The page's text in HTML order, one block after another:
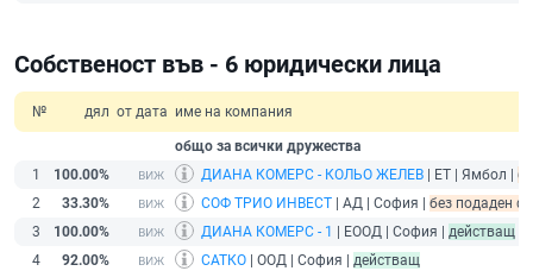
Собственост във - 6 юридически лица
№ дял от дата име на компания
общо за всички дружества
1
100.00% ДИАНА КОМЕРС - КОЛЬО ЖЕЛЕВ | ЕТ | Ямбол |
2
33.30% СОФ ТРИО ИНВЕСТ | АД | София | без подаден
3
100.00% ДИАНА КОМЕРС - 1 | ЕООД | София | действащ
4
92.00% САТКО | ООД | София | действащ